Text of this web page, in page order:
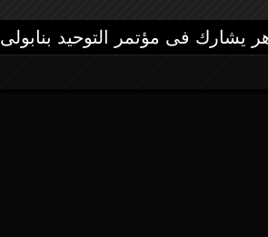
يشارك فى مؤتمر التوحيد بنابولى